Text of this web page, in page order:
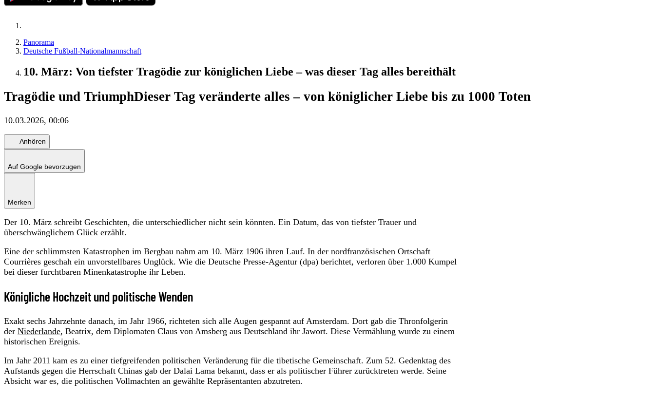
Panorama
Deutsche Fußball-Nationalmannschaft
10. März: Von tiefster Tragödie zur königlichen Liebe – was dieser Tag alles bereithält
Tragödie und TriumphDieser Tag veränderte alles – von königlicher Liebe bis zu 1000 Toten
10.03.2026, 00:06
Anhören
Auf Google bevorzugen
Merken
Der 10. März schreibt Geschichten, die unterschiedlicher nicht sein könnten. Ein Datum, das von tiefster Trauer und
überschwänglichem Glück erzählt.
Eine der schlimmsten Katastrophen im Bergbau nahm am 10. März 1906 ihren Lauf. In der nordfranzösischen Ortschaft
Courrières geschah ein unvorstellbares Unglück. Wie die Deutsche Presse-Agentur (dpa) berichtet, verloren über 1.000 Kumpel
bei dieser furchtbaren Minenkatastrophe ihr Leben.
Königliche Hochzeit und politische Wenden
Exakt sechs Jahrzehnte danach, im Jahr 1966, richteten sich alle Augen gespannt auf Amsterdam. Dort gab die Thronfolgerin
der Niederlande, Beatrix, dem Diplomaten Claus von Amsberg aus Deutschland ihr Jawort. Diese Vermählung wurde zu einem
historischen Ereignis.
Im Jahr 2011 kam es zu einer tiefgreifenden politischen Veränderung für die tibetische Gemeinschaft. Zum 52. Gedenktag des
Aufstands gegen die Herrschaft Chinas gab der Dalai Lama bekannt, dass er als politischer Führer zurücktreten werde. Seine
Absicht war es, die politischen Vollmachten an gewählte Repräsentanten abzutreten.